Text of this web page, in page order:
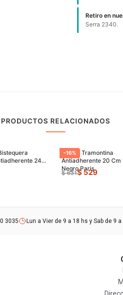
Retiro en
Serra 2340.
PRODUCTOS RELACIONADOS
24
-16%
Sarten Tramontina
Antiadherente 20 Cm
Negro Paris
$ 631$ 529
3035 Lun a Vier de 9 a 18 hs y Sab de 9